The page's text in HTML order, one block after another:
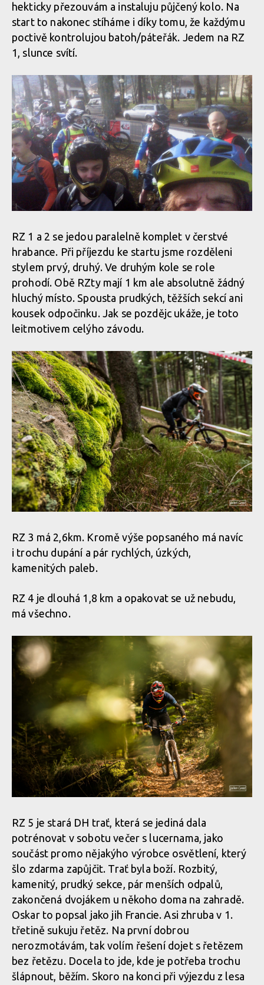
hekticky přezouvám a instaluju půjčený kolo. Na
start to nakonec stíháme i díky tomu, že každýmu
poctivě kontrolujou batoh/páteřák. Jedem na RZ
1, slunce svítí.
RZ 1 a 2 se jedou paralelně komplet v čerstvé
hrabance. Při příjezdu ke startu jsme rozděleni
stylem prvý, druhý. Ve druhým kole se role
prohodí. Obě RZty mají 1 km ale absolutně žádný
hluchý místo. Spousta prudkých, těžších sekcí ani
kousek odpočinku. Jak se pozdějc ukáže, je toto
leitmotivem celýho závodu.
RZ 3 má 2,6km. Kromě výše popsaného má navíc
i trochu dupání a pár rychlých, úzkých,
kamenitých paleb.
RZ 4 je dlouhá 1,8 km a opakovat se už nebudu,
má všechno.
RZ 5 je stará DH trať, která se jediná dala
potrénovat v sobotu večer s lucernama, jako
součást promo nějakýho výrobce osvětlení, který
šlo zdarma zapůjčit. Trať byla boží. Rozbitý,
kamenitý, prudký sekce, pár menších odpalů,
zakončená dvojákem u někoho doma na zahradě.
Oskar to popsal jako jih Francie. Asi zhruba v 1.
třetině sukuju řetěz. Na první dobrou
nerozmotávám, tak volím řešení dojet s řetězem
bez řetězu. Docela to jde, kde je potřeba trochu
šlápnout, běžím. Skoro na konci při výjezdu z lesa